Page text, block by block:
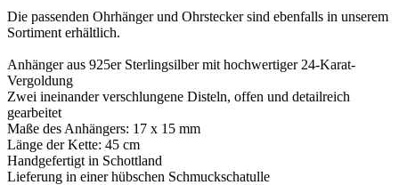
Die passenden Ohrhänger und Ohrstecker sind ebenfalls in unserem
Sortiment erhältlich.
Anhänger aus 925er Sterlingsilber mit hochwertiger 24-Karat-
Vergoldung
Zwei ineinander verschlungene Disteln, offen und detailreich
gearbeitet
Maße des Anhängers: 17 x 15 mm
Länge der Kette: 45 cm
Handgefertigt in Schottland
Lieferung in einer hübschen Schmuckschatulle